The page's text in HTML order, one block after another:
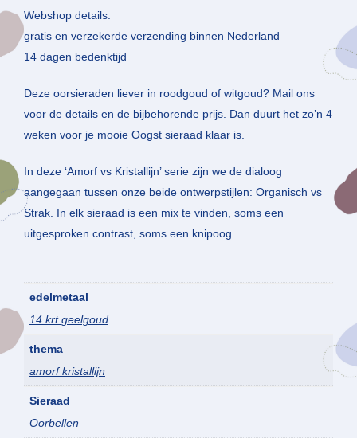
Webshop details:
gratis en verzekerde verzending binnen Nederland
14 dagen bedenktijd
Deze oorsieraden liever in roodgoud of witgoud? Mail ons
voor de details en de bijbehorende prijs. Dan duurt het zo’n 4
weken voor je mooie Oogst sieraad klaar is.
In deze ‘Amorf vs Kristallijn’ serie zijn we de dialoog
aangegaan tussen onze beide ontwerpstijlen: Organisch vs
Strak. In elk sieraad is een mix te vinden, soms een
uitgesproken contrast, soms een knipoog.
edelmetaal
14 krt geelgoud
thema
amorf kristallijn
Sieraad
Oorbellen